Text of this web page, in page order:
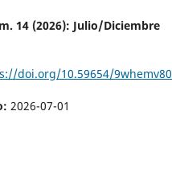
14 (2026): Julio/Diciembre
doi.org/10.59654/9whemv80
2026-07-01